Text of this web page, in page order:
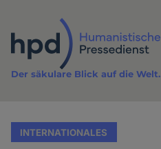
Inhalt
Der säkulare Blick auf die Welt.
INTERNATIONALES